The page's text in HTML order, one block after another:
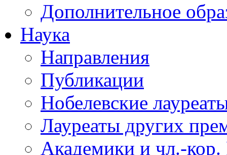
Дополнительное
Наука
Направления
Публикации
Нобелевские
Лауреаты других
Академики и чл.-